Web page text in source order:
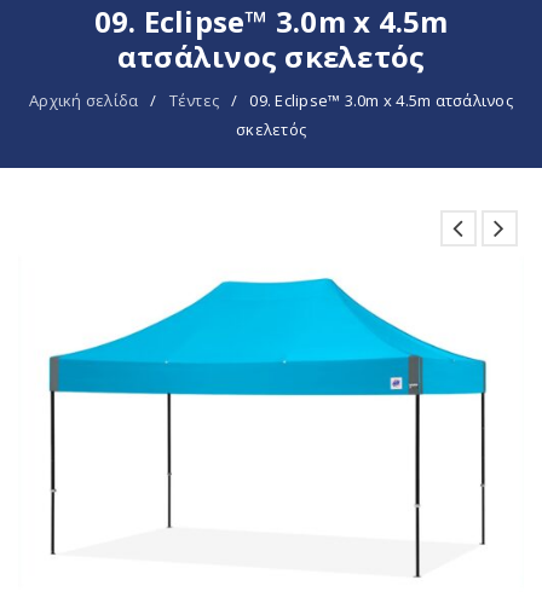
09. Eclipse™ 3.0m x 4.5m
ατσάλινος σκελετός
Αρχική σελίδα / Tέντες / 09. Eclipse™ 3.0m x 4.5m ατσάλινος
σκελετός